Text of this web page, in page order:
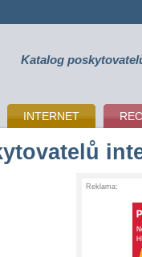
Katalog
INTERNET
Reklama: